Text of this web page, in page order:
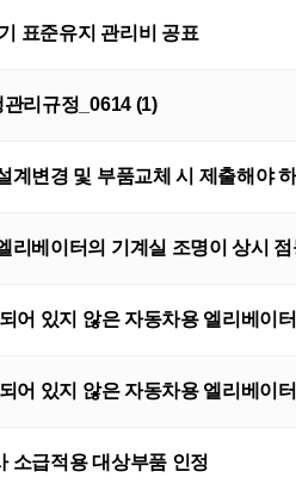
표준유지 관리비 공표
관리규정_0614 (1)
계변경 및 부품교체 시 제출해야
리베이터의 기계실 조명이 상시
어 있지 않은 자동차용 엘리베이
어 있지 않은 자동차용 엘리베이
소급적용 대상부품 인정